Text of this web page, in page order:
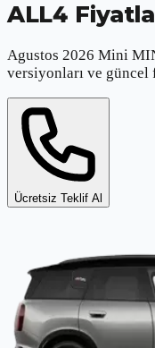
ALL4
Agustos 2026 Mini
versiyonları ve
Ücretsiz Teklif Al